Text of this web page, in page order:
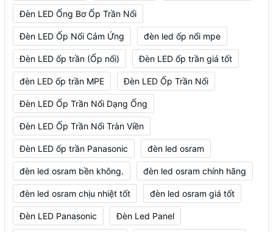
Đèn LED Ống Bơ Ốp Trần Nổi
Đèn LED Ốp Nổi Cảm Ứng đèn led ốp nổi mpe
Đèn LED ốp trần (Ốp nổi) Đèn LED ốp trần giá tốt
đèn LED ốp trần MPE Đèn LED Ốp Trần Nổi
Đèn LED Ốp Trần Nổi Dạng Ống
Đèn LED Ốp Trần Nổi Tràn Viền
Đèn LED ốp trần Panasonic đèn led osram
đèn led osram bền không. đèn led osram chính hãng
đèn led osram chịu nhiệt tốt đèn led osram giá tốt
Đèn LED Panasonic Đèn Led Panel